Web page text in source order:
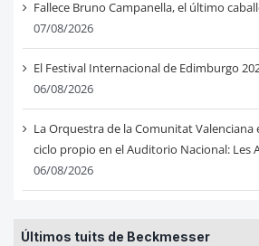
Fallece Bruno Campanella, el último
07/08/2026
El Festival Internacional de Edimburgo
06/08/2026
La Orquestra de la Comunitat
ciclo propio en el Auditorio Nacional: Les
06/08/2026
Últimos tuits de Beckmesser